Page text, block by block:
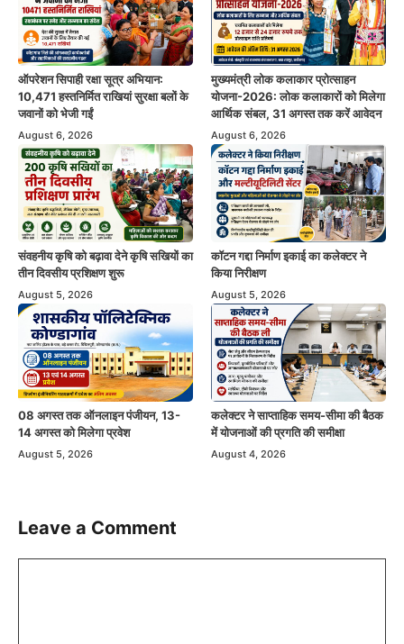
ऑपरेशन सिपाही रक्षा सूत्र अभियान:
10,471 हस्तनिर्मित राखियां सुरक्षा बलों के
जवानों को भेजी गईं
August 6, 2026
मुख्यमंत्री लोक कलाकार प्रोत्साहन
योजना-2026: लोक कलाकारों को मिलेगा
आर्थिक संबल, 31 अगस्त तक करें आवेदन
August 6, 2026
संवहनीय कृषि को बढ़ावा देने कृषि सखियों का
तीन दिवसीय प्रशिक्षण शुरू
August 5, 2026
कॉटन गद्दा निर्माण इकाई का कलेक्टर ने
किया निरीक्षण
August 5, 2026
08 अगस्त तक ऑनलाइन पंजीयन, 13-
14 अगस्त को मिलेगा प्रवेश
August 5, 2026
कलेक्टर ने साप्ताहिक समय-सीमा की बैठक
में योजनाओं की प्रगति की समीक्षा
August 4, 2026
Leave a Comment